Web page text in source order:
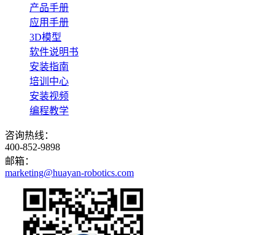
产品手册
应用手册
3D模型
软件说明书
安装指南
培训中心
安装视频
编程教学
咨询热线：
400-852-9898
邮箱：
marketing@huayan-robotics.com